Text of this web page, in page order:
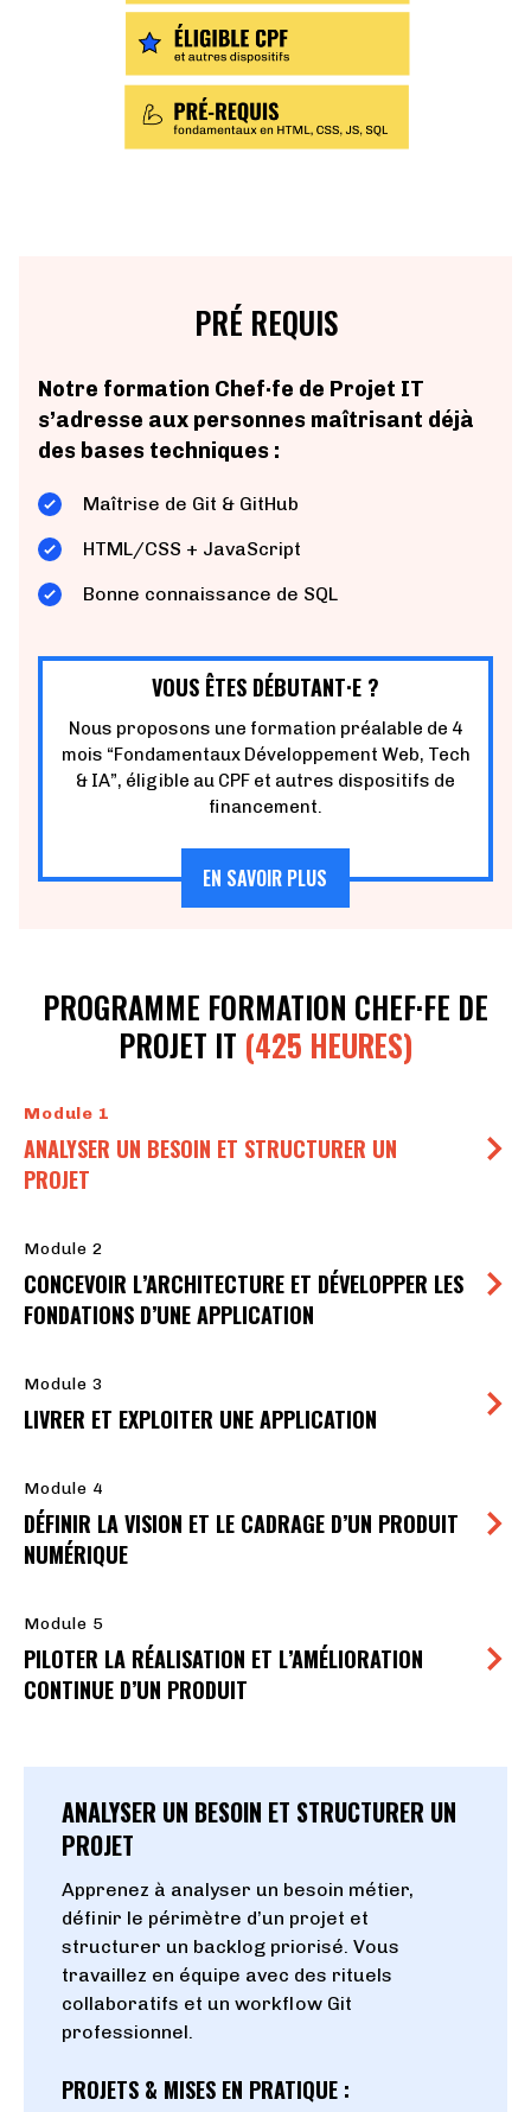
PRÉ REQUIS
Notre formation Chef·fe de Projet IT
s’adresse aux personnes maîtrisant déjà
des bases techniques :
Maîtrise de Git & GitHub
HTML/CSS + JavaScript
Bonne connaissance de SQL
VOUS ÊTES DÉBUTANT·E ?
Nous proposons une formation préalable de 4
mois “Fondamentaux Développement Web, Tech
& IA”, éligible au CPF et autres dispositifs de
financement.
EN SAVOIR PLUS
PROGRAMME FORMATION CHEF·FE DE
PROJET IT (425 HEURES)
Module 1
ANALYSER UN BESOIN ET STRUCTURER UN
PROJET
Module 2
CONCEVOIR L’ARCHITECTURE ET DÉVELOPPER LES
FONDATIONS D’UNE APPLICATION
Module 3
LIVRER ET EXPLOITER UNE APPLICATION
Module 4
DÉFINIR LA VISION ET LE CADRAGE D’UN PRODUIT
NUMÉRIQUE
Module 5
PILOTER LA RÉALISATION ET L’AMÉLIORATION
CONTINUE D’UN PRODUIT
ANALYSER UN BESOIN ET STRUCTURER UN
PROJET
Apprenez à analyser un besoin métier,
définir le périmètre d’un projet et
structurer un backlog priorisé. Vous
travaillez en équipe avec des rituels
collaboratifs et un workflow Git
professionnel.
PROJETS & MISES EN PRATIQUE :